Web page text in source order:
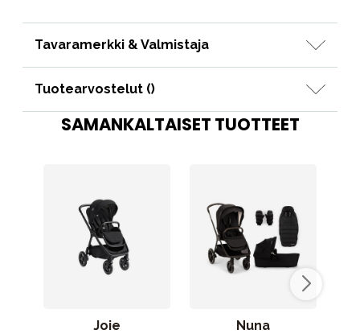
Tavaramerkki & Valmistaja
Tuotearvostelut ()
SAMANKALTAISET TUOTTEET
Joie
Nuna